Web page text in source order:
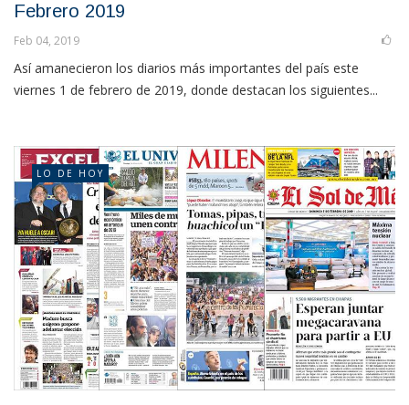
Febrero 2019
Feb 04, 2019
Así amanecieron los diarios más importantes del país este
viernes 1 de febrero de 2019, donde destacan los siguientes...
LO DE HOY